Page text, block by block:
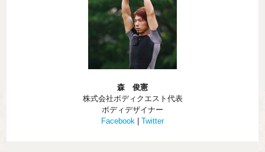
森 俊憲
株式会社ボディクエスト代表
ボディデザイナー
Facebook
Twitter